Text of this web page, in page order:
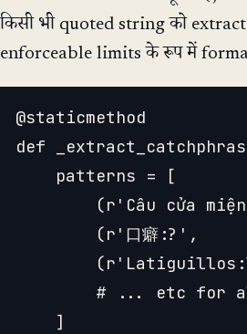
किसी भी quoted string को extract
enforceable limits के रूप में
@staticmethod
def
    patterns = [
(r'Câu cửa
(r'口癖:?',
# ... etc for
    ]